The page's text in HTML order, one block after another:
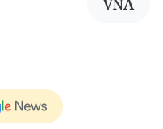
VNA